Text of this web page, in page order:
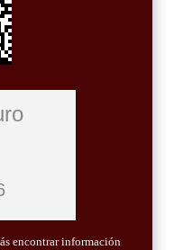
encontrar información